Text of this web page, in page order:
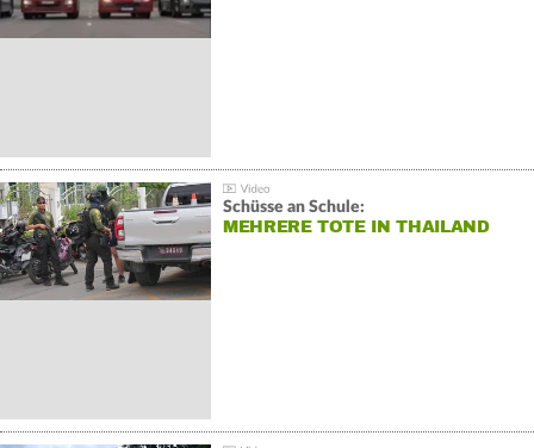
Schüsse an Schule:
MEHRERE TOTE IN THAILAND